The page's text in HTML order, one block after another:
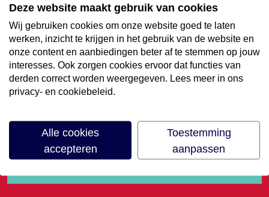
€35,- korting op je
volgende vakantie
Meld je aan voor onze nieuwsbrief
Deze website maakt gebruik van cookies
Wij gebruiken cookies om onze website goed te laten
werken, inzicht te krijgen in het gebruik van de website en
onze content en aanbiedingen beter af te stemmen op jouw
interesses. Ook zorgen cookies ervoor dat functies van
derden correct worden weergegeven. Lees meer in ons
privacy- en cookiebeleid.
Alle cookies
accepteren
Toestemming
aanpassen